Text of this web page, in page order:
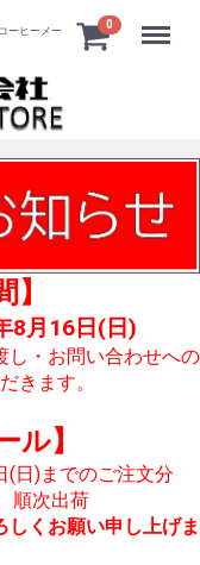
ーヒーメー
0 Menu
】
8月16日(日)
し・お問い合わせへの
きます。
ル】
(日)までのご注文分
順次出荷
しくお願い申し上げま